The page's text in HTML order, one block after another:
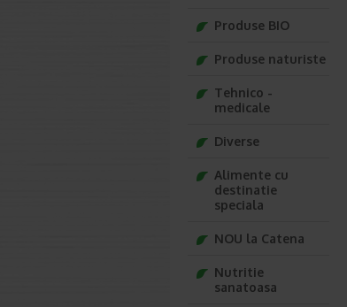
Produse BIO
Produse naturiste
Tehnico -
medicale
Diverse
Alimente cu
destinatie
speciala
NOU la Catena
Nutritie
sanatoasa